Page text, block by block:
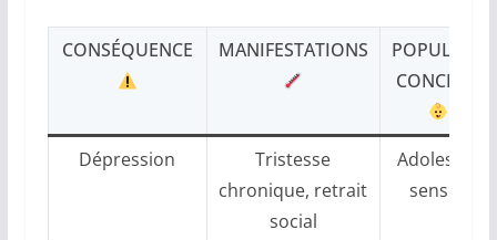
CONSÉQUENCE MANIFESTATIONS
Dépression
Tristesse
chronique, retrait
social
sensibles